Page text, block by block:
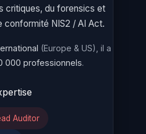
critiques, du forensics et
conformité NIS2 / AI Act.
(Europe & US), il a
000 professionnels.
Auditor